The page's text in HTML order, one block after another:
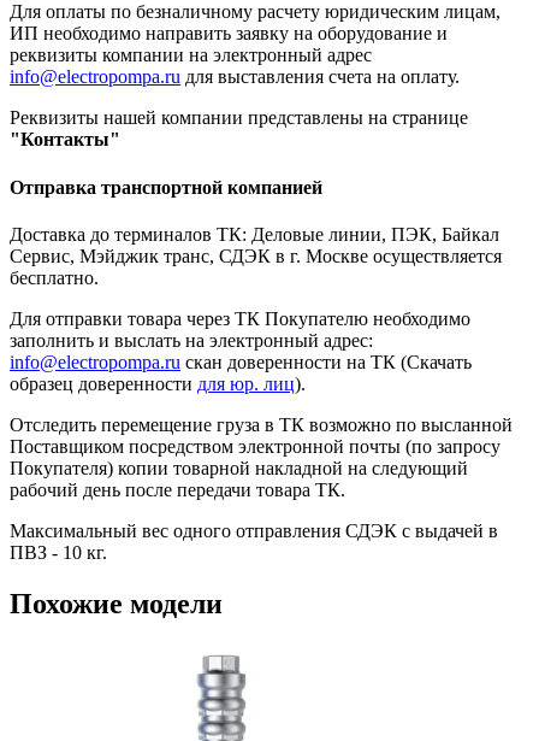
Для оплаты по безналичному расчету юридическим лицам,
ИП необходимо направить заявку на оборудование и
реквизиты компании на электронный адрес
info@electropompa.ru для выставления счета на оплату.
Реквизиты нашей компании представлены на странице
"Контакты"
Отправка транспортной компанией
Доставка до терминалов ТК: Деловые линии, ПЭК, Байкал
Сервис, Мэйджик транс, СДЭК в г. Москве осуществляется
бесплатно.
Для отправки товара через ТК Покупателю необходимо
заполнить и выслать на электронный адрес:
info@electropompa.ru скан доверенности на ТК (Скачать
образец доверенности для юр. лиц).
Отследить перемещение груза в ТК возможно по высланной
Поставщиком посредством электронной почты (по запросу
Покупателя) копии товарной накладной на следующий
рабочий день после передачи товара ТК.
Максимальный вес одного отправления СДЭК с выдачей в
ПВЗ - 10 кг.
Похожие модели